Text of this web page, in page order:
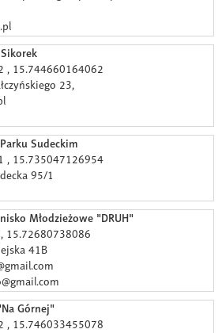
, 15.744660164062
23,
Sudeckim
, 15.735047126954
95/1
Młodzieżowe "DRUH"
15.72680738086
41B
Górnej"
, 15.746033455078